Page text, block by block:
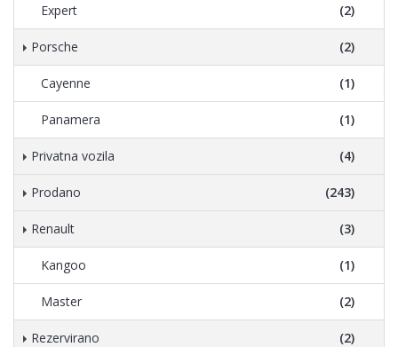
Expert (2)
Porsche (2)
Cayenne (1)
Panamera (1)
Privatna vozila (4)
Prodano (243)
Renault (3)
Kangoo (1)
Master (2)
Rezervirano (2)